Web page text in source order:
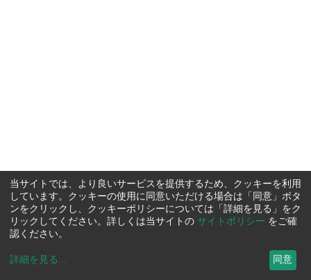
当サイトでは、より良いサービスを提供するため、クッキーを利用
しています。クッキーの使用に同意いただける場合は「同意」ボタ
ンをクリックし、クッキーポリシーについては「詳細を見る」をク
リックしてください。詳しくは当サイトの サイトポリシー をご確
認ください。
詳細を見る ... 同意